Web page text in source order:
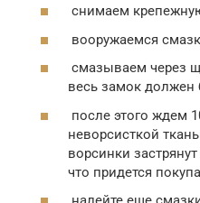
снимаем
вооружаемся
смазываем через
весь замок должен
после этого ждем
неворсисткой
ворсинки
что придется